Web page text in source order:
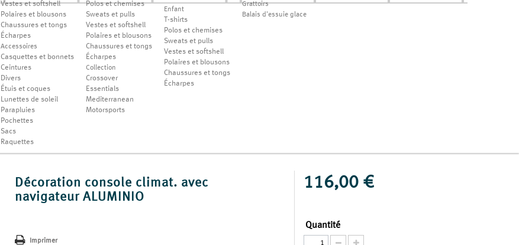
Grattoirs
Balais d'essuie glace
Vestes et softshell
Polaires et blousons
Chaussures et tongs
Écharpes
Accessoires
Casquettes et bonnets
Ceintures
Divers
Étuis et coques
Lunettes de soleil
Parapluies
Pochettes
Sacs
Raquettes
Polos et chemises
Sweats et pulls
Vestes et softshell
Polaires et blousons
Chaussures et tongs
Écharpes
Collection
Crossover
Essentials
Mediterranean
Motorsports
Enfant
T-shirts
Polos et chemises
Sweats et pulls
Vestes et softshell
Polaires et blousons
Chaussures et tongs
Écharpes
Décoration console climat. avec
navigateur ALUMINIO
Imprimer
116,00 €
Quantité